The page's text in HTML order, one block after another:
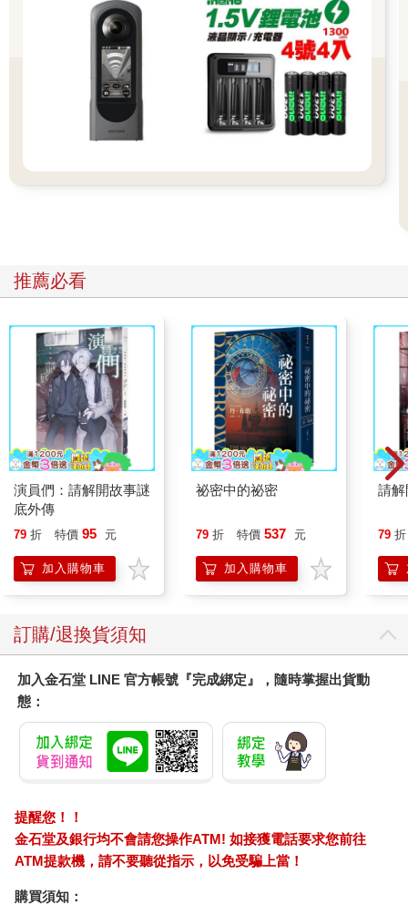
推薦必看
演員們：請解開故事謎
底外傳
79 折 特價 95 元
加入購物車
祕密中的祕密
79 折 特價 537 元
加入購物車
請解
79 折
訂購/退換貨須知
加入金石堂 LINE 官方帳號『完成綁定』，隨時掌握出貨動
態：
提醒您！！
金石堂及銀行均不會請您操作ATM! 如接獲電話要求您前往
ATM提款機，請不要聽從指示，以免受騙上當！
購買須知：